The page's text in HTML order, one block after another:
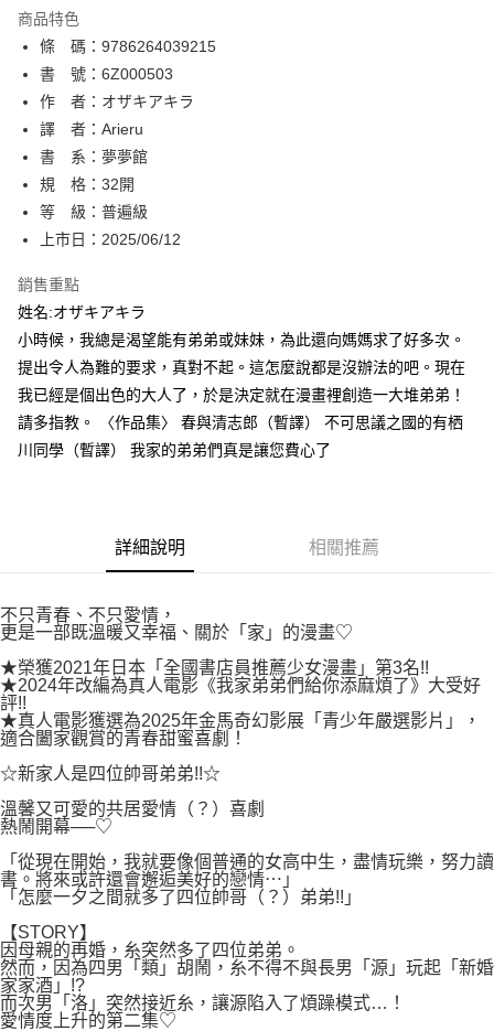
相關說明
【關於「AFTEE先享後付」】
AFTEE先享後付是「在收到商品之後才付款」的支付方式。 讓您購物簡單
便利好安心！
１．簡單：不需註冊會員、不需綁卡、不需儲值。
２．便利：只要手機號碼，簡訊認證，即可結帳。
３．安心：先確認商品／服務後，再付款。
【「AFTEE先享後付」結帳流程】
１．於結帳方式選擇「AFTEE先享後付」後，將跳轉至「AFTEE先享後付」
結帳頁面，進行簡訊認證並確認金額後，即可完成結帳。
２．訂單成立數日內，您將收到繳費通知簡訊。
ATM／網路銀行／等多元方式進行付款，方視為交易完成。
※ 請注意：結帳手續完成當下不需立刻繳費，但若您需要取消訂單，請聯絡
購買商品的店家。未經商家同意取消之訂單仍視為有效，需透過AFTEE先享
後付繳納相關費用。
※ 交易是否成功請以「AFTEE先享後付 」之結帳頁面顯示為準，若有關於
是否繳費成功／繳費後需取消欲退款等相關疑問，請聯繫「AFTEE先享後付
【注意事項】
https://aftee.tw/terms/#terms3
３．未成年的使用者請事先徵得法定代理人或監護人之同意方可使用
任。
４．使用「AFTEE先享後付」時，將依據個別帳號之用戶狀況，依本公司即
請求用戶進行身份認證。
５．嚴禁一人註冊多個帳號或使用他人資訊註冊。若發現惡意使用之情形，
ATM付款
運送方式
全家取貨付款
每筆NT$80，滿NT$500(含以上)免運費
付款後全家取貨
每筆NT$80，滿NT$500(含以上)免運費
付款後萊爾富取貨
每筆NT$80，滿NT$500(含以上)免運費
7-11取貨付款
每筆NT$80，滿NT$500(含以上)免運費
每筆NT$100，滿NT$800(含以上)免運費
商品特色
條 碼：9786264039215
書 號：6Z000503
作 者：オザキアキラ
譯 者：Arieru
書 系：夢夢館
規 格：32開
等 級：普遍級
上市日：2025/06/12
銷售重點
姓名:オザキアキラ
小時候，我總是渴望能有弟弟或妹妹，為此還向媽媽求了好多次。
提出令人為難的要求，真對不起。這怎麼說都是沒辦法的吧。現在
我已經是個出色的大人了，於是決定就在漫畫裡創造一大堆弟弟！
請多指教。 〈作品集〉 春與清志郎（暫譯） 不可思議之國的有栖
川同學（暫譯） 我家的弟弟們真是讓您費心了
詳細說明 相關推薦
不只青春、不只愛情，
更是一部既溫暖又幸福、關於「家」的漫畫♡
★榮獲2021年日本「全國書店員推薦少女漫畫」第3名‪‪!!
★2024年改編為真人電影《我家弟弟們給你添麻煩了》大受好
評!!
★真人電影獲選為2025年金馬奇幻影展「青少年嚴選影片」，
適合闔家觀賞的青春甜蜜喜劇！
☆新家人是四位帥哥弟弟!!☆
溫馨又可愛的共居愛情（？）喜劇
熱鬧開幕──♡
「從現在開始，我就要像個普通的女高中生，盡情玩樂，努力讀
書。將來或許還會邂逅美好的戀情⋯」
「怎麼一夕之間就多了四位帥哥（？）弟弟!!」
【STORY】
因母親的再婚，糸突然多了四位弟弟。
然而，因為四男「類」胡鬧，糸不得不與長男「源」玩起「新婚
家家酒」!?
而次男「洛」突然接近糸，讓源陷入了煩躁模式…！
愛情度上升的第二集♡